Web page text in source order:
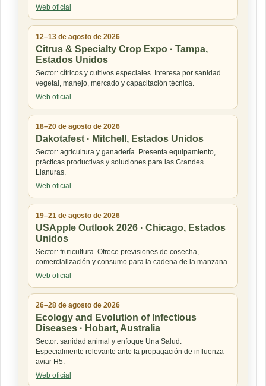
Web oficial
12–13 de agosto de 2026
Citrus & Specialty Crop Expo · Tampa,
Estados Unidos
Sector: cítricos y cultivos especiales. Interesa por sanidad
vegetal, manejo, mercado y capacitación técnica.
Web oficial
18–20 de agosto de 2026
Dakotafest · Mitchell, Estados Unidos
Sector: agricultura y ganadería. Presenta equipamiento,
prácticas productivas y soluciones para las Grandes
Llanuras.
Web oficial
19–21 de agosto de 2026
USApple Outlook 2026 · Chicago, Estados
Unidos
Sector: fruticultura. Ofrece previsiones de cosecha,
comercialización y consumo para la cadena de la manzana.
Web oficial
26–28 de agosto de 2026
Ecology and Evolution of Infectious
Diseases · Hobart, Australia
Sector: sanidad animal y enfoque Una Salud.
Especialmente relevante ante la propagación de influenza
aviar H5.
Web oficial